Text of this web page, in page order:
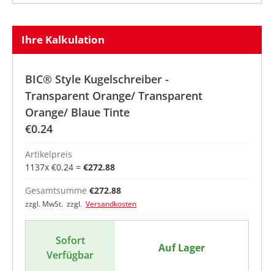
Ihre Kalkulation
BIC® Style Kugelschreiber -
Transparent Orange/ Transparent
Orange/ Blaue Tinte
€0.24
Artikelpreis
1137x €0.24 = €272.88
Gesamtsumme €272.88
zzgl. MwSt. zzgl. Versandkosten
Sofort
Verfügbar
Auf Lager